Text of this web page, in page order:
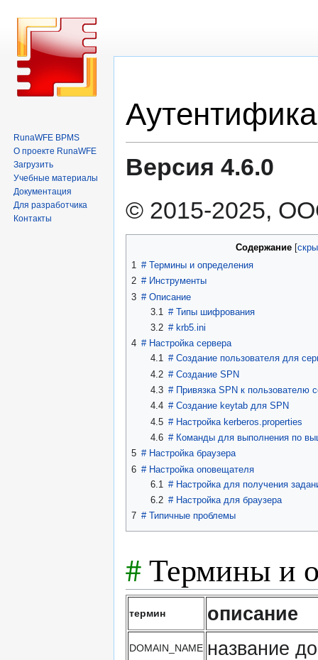
навигации
поиску
Версия 4.6.0
© 2015-2025,
Содержание
1 # Термины и определения
2 # Инструменты
3 # Описание
3.1 # Типы шифрования
3.2 # krb5.ini
4 # Настройка сервера
4.1 # Создание пользователя для
4.2 # Создание SPN
4.3 # Привязка SPN к пользователю
4.4 # Создание keytab для SPN
4.5 # Настройка kerberos.properties
4.6 # Команды для выполнения по
5 # Настройка браузера
6 # Настройка оповещателя
6.1 # Настройка для получения
6.2 # Настройка для браузера
7 # Типичные проблемы
#Термины и
термин описание
DOMAIN_NAME название
RunaWFE BPMS
О проекте RunaWFE
Загрузить
Учебные материалы
Документация
Для разработчика
Контакты